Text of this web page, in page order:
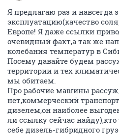
Я предлагаю раз и навсегда
эксплуатацию(качество
Европе! Я даже ссылки
очевидный факт,а так же
колебания температур в
Посему давайте будем
территории и тех
мы обитаем.
Про рабочие машины
нет,коммерческий
дизелем,он наиболее
ли ссылку сейчас
себе дизель-гибридного